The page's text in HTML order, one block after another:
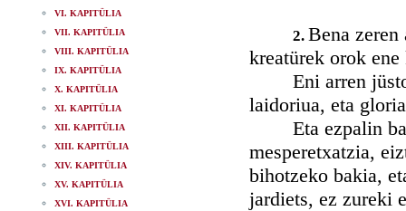
VI. KAPITÜLIA
VII. KAPITÜLIA
VIII. KAPITÜLIA
IX. KAPITÜLIA
X. KAPITÜLIA
XI. KAPITÜLIA
XII. KAPITÜLIA
XIII. KAPITÜLIA
XIV. KAPITÜLIA
XV. KAPITÜLIA
XVI. KAPITÜLIA
2. Bena
kreatürek orok
Eni arren
laidoriua, eta
Eta ezpalin
mesperetxatzia,
bihotzeko bakia,
jardiets, ez zureki